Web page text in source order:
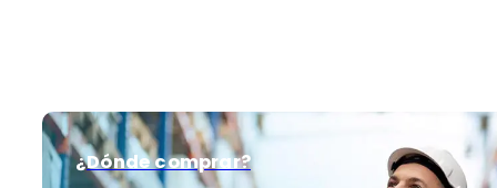
¿Dónde comprar?